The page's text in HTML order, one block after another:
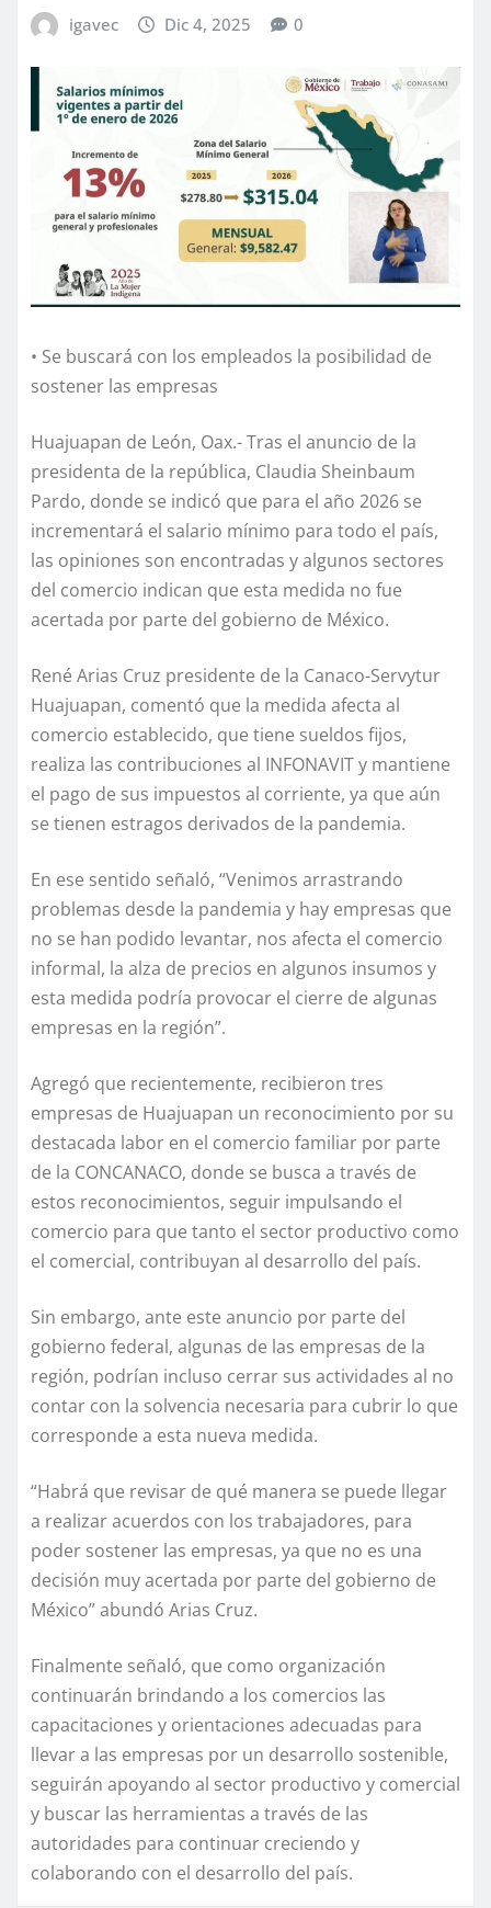
igavec Dic 4, 2025 0
• Se buscará con los empleados la posibilidad de
sostener las empresas
Huajuapan de León, Oax.- Tras el anuncio de la
presidenta de la república, Claudia Sheinbaum
Pardo, donde se indicó que para el año 2026 se
incrementará el salario mínimo para todo el país,
las opiniones son encontradas y algunos sectores
del comercio indican que esta medida no fue
acertada por parte del gobierno de México.
René Arias Cruz presidente de la Canaco-Servytur
Huajuapan, comentó que la medida afecta al
comercio establecido, que tiene sueldos fijos,
realiza las contribuciones al INFONAVIT y mantiene
el pago de sus impuestos al corriente, ya que aún
se tienen estragos derivados de la pandemia.
En ese sentido señaló, “Venimos arrastrando
problemas desde la pandemia y hay empresas que
no se han podido levantar, nos afecta el comercio
informal, la alza de precios en algunos insumos y
esta medida podría provocar el cierre de algunas
empresas en la región”.
Agregó que recientemente, recibieron tres
empresas de Huajuapan un reconocimiento por su
destacada labor en el comercio familiar por parte
de la CONCANACO, donde se busca a través de
estos reconocimientos, seguir impulsando el
comercio para que tanto el sector productivo como
el comercial, contribuyan al desarrollo del país.
Sin embargo, ante este anuncio por parte del
gobierno federal, algunas de las empresas de la
región, podrían incluso cerrar sus actividades al no
contar con la solvencia necesaria para cubrir lo que
corresponde a esta nueva medida.
“Habrá que revisar de qué manera se puede llegar
a realizar acuerdos con los trabajadores, para
poder sostener las empresas, ya que no es una
decisión muy acertada por parte del gobierno de
México” abundó Arias Cruz.
Finalmente señaló, que como organización
continuarán brindando a los comercios las
capacitaciones y orientaciones adecuadas para
llevar a las empresas por un desarrollo sostenible,
seguirán apoyando al sector productivo y comercial
y buscar las herramientas a través de las
autoridades para continuar creciendo y
colaborando con el desarrollo del país.